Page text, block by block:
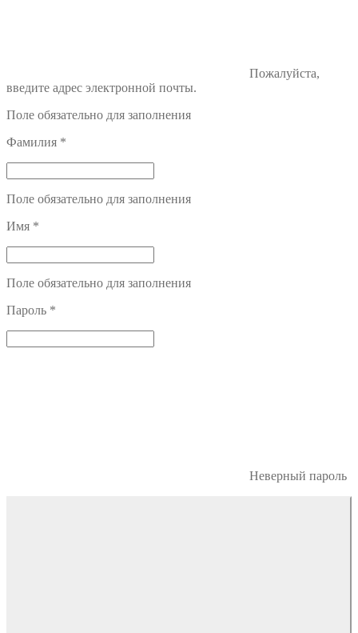
Пожалуйста,
введите адрес электронной почты.
Поле обязательно для заполнения
Фамилия *
Поле обязательно для заполнения
Имя *
Поле обязательно для заполнения
Пароль *
Неверный пароль